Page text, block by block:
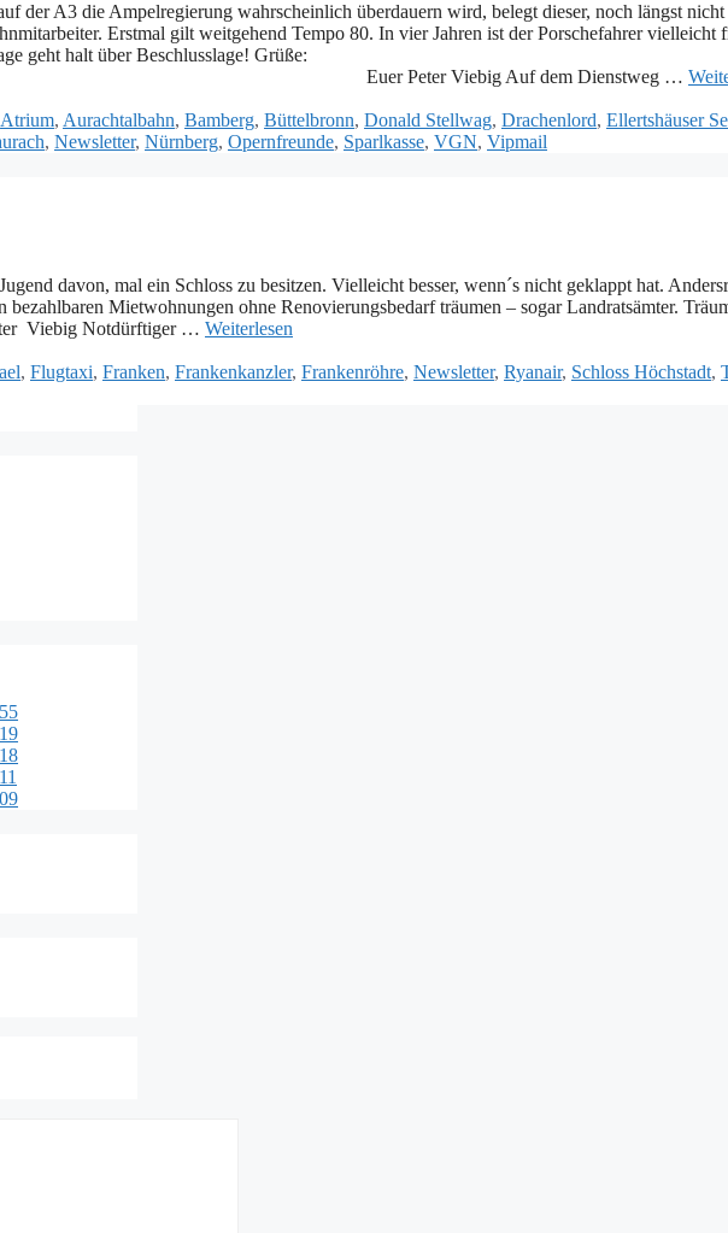
der A3 die Ampelregierung wahrscheinlich überdauern wird, belegt dieser, noch längst nicht
Erstmal gilt weitgehend Tempo 80. In vier Jahren ist der Porschefahrer vielleicht
geht halt über Beschlusslage! Grüße:
Auf dem Dienstweg …
Atrium, Aurachtalbahn, Bamberg, Büttelbronn, Donald Stellwag, Drachenlord, Ellertshäuser
, Newsletter, Nürnberg, Opernfreunde, Sparlkasse, VGN, Vipmail
davon, mal ein Schloss zu besitzen. Vielleicht besser, wenn´s nicht geklappt hat.
bezahlbaren Mietwohnungen ohne Renovierungsbedarf träumen – sogar Landratsämter.
Notdürftiger … Weiterlesen
, Flugtaxi, Franken, Frankenkanzler, Frankenröhre, Newsletter, Ryanair, Schloss Höchstadt,